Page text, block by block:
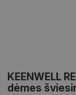
KEENWELL
dėmes